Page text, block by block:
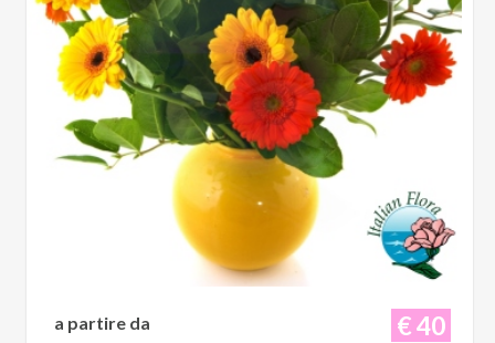
€ 40
a partire da